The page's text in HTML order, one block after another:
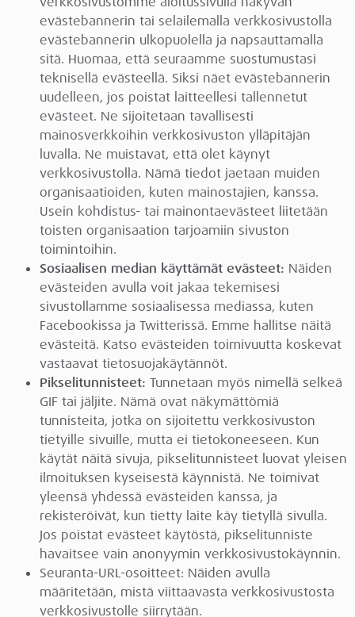
evästebannerin tai selailemalla verkkosivustolla
evästebannerin ulkopuolella ja napsauttamalla
sitä. Huomaa, että seuraamme suostumustasi
teknisellä evästeellä. Siksi näet evästebannerin
uudelleen, jos poistat laitteellesi tallennetut
evästeet. Ne sijoitetaan tavallisesti
mainosverkkoihin verkkosivuston ylläpitäjän
luvalla. Ne muistavat, että olet käynyt
verkkosivustolla. Nämä tiedot jaetaan muiden
organisaatioiden, kuten mainostajien, kanssa.
Usein kohdistus- tai mainontaevästeet liitetään
toisten organisaation tarjoamiin sivuston
toimintoihin.
Sosiaalisen median käyttämät evästeet: Näiden
evästeiden avulla voit jakaa tekemisesi
sivustollamme sosiaalisessa mediassa, kuten
Facebookissa ja Twitterissä. Emme hallitse näitä
evästeitä. Katso evästeiden toimivuutta koskevat
vastaavat tietosuojakäytännöt.
Pikselitunnisteet: Tunnetaan myös nimellä selkeä
GIF tai jäljite. Nämä ovat näkymättömiä
tunnisteita, jotka on sijoitettu verkkosivuston
tietyille sivuille, mutta ei tietokoneeseen. Kun
käytät näitä sivuja, pikselitunnisteet luovat yleisen
ilmoituksen kyseisestä käynnistä. Ne toimivat
yleensä yhdessä evästeiden kanssa, ja
rekisteröivät, kun tietty laite käy tietyllä sivulla.
Jos poistat evästeet käytöstä, pikselitunniste
havaitsee vain anonyymin verkkosivustokäynnin.
Seuranta-URL-osoitteet: Näiden avulla
määritetään, mistä viittaavasta verkkosivustosta
verkkosivustolle siirrytään.